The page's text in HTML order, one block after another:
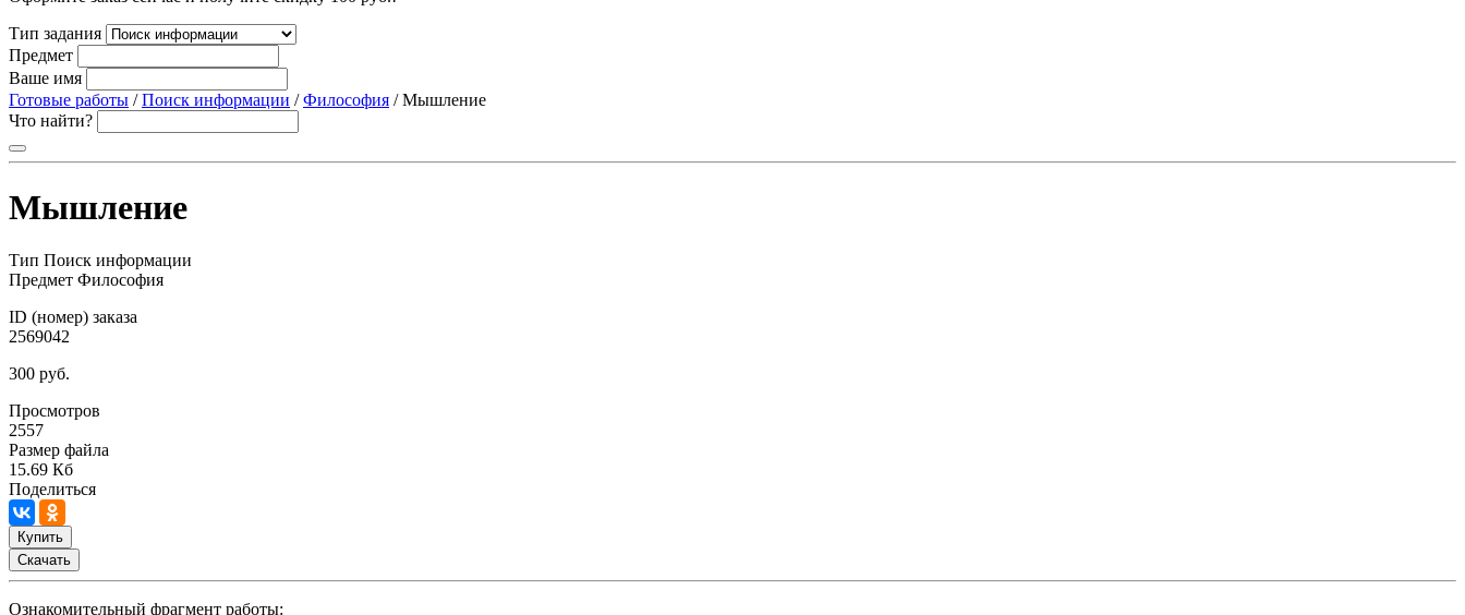
Тип задания
Предмет
Ваше имя
Готовые работы /Поиск информации /Философия / Мышление
Что найти?
Мышление
Тип Поиск информации
Предмет Философия
ID (номер) заказа
2569042
300 руб.
Просмотров
2557
Размер файла
15.69 Кб
Поделиться
Купить
Скачать
Ознакомительный фрагмент работы: